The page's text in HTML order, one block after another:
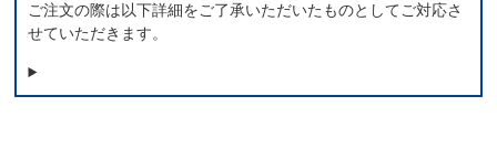
ご注文の際は以下詳細をご了承いただいたものとしてご対応さ
せていただきます。